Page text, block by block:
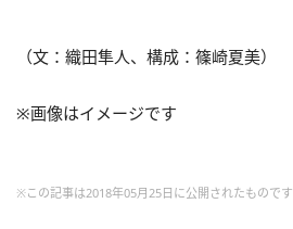
（文：織田隼人、構成：篠崎夏美）
※画像はイメージです
※この記事は2018年05月25日に公開されたものです